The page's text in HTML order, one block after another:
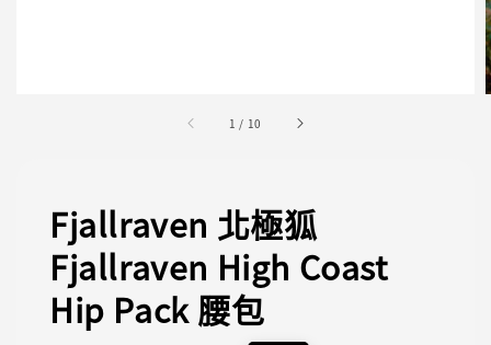
1 / 10
Fjallraven 北極狐
Fjallraven High Coast
Hip Pack 腰包